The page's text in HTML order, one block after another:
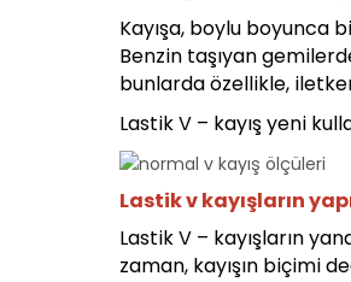
Kayışa, boylu boyunca
Benzin taşıyan
bunlarda özellikle,
Lastik V – kayış yeni
Lastik v kayışların
Lastik V – kayışların
zaman, kayışın biçimi